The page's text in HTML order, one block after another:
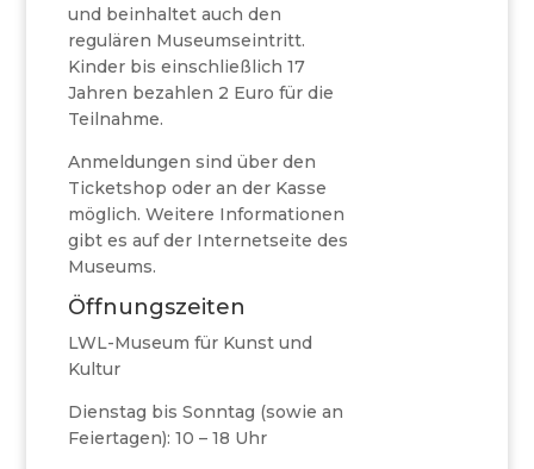
und beinhaltet auch den
regulären Museumseintritt.
Kinder bis einschließlich 17
Jahren bezahlen 2 Euro für die
Teilnahme.
Anmeldungen sind über den
Ticketshop oder an der Kasse
möglich. Weitere Informationen
gibt es auf der Internetseite des
Museums.
Öffnungszeiten
LWL-Museum für Kunst und
Kultur
Dienstag bis Sonntag (sowie an
Feiertagen): 10 – 18 Uhr